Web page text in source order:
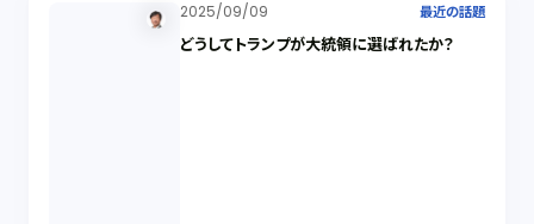
2025/09/09 最近の話題
どうしてトランプが大統領に選ばれたか？